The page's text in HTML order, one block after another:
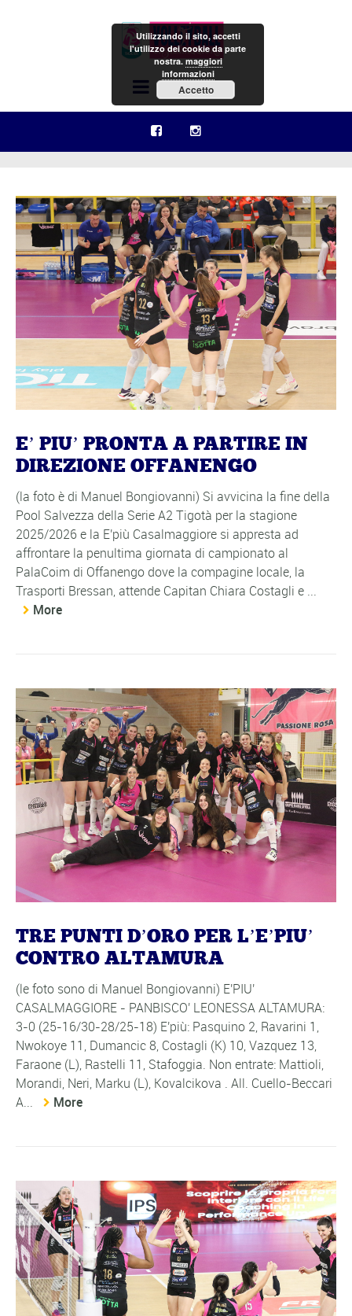
Menu
E’ PIU’ PRONTA A PARTIRE IN
DIREZIONE OFFANENGO
(la foto è di Manuel Bongiovanni) Si avvicina la fine della
Pool Salvezza della Serie A2 Tigotà per la stagione
2025/2026 e la E'più Casalmaggiore si appresta ad
affrontare la penultima giornata di campionato al
PalaCoim di Offanengo dove la compagine locale, la
Trasporti Bressan, attende Capitan Chiara Costagli e ...
More
TRE PUNTI D’ORO PER L’E’PIU’
CONTRO ALTAMURA
(le foto sono di Manuel Bongiovanni) E'PIU'
CASALMAGGIORE - PANBISCO' LEONESSA ALTAMURA:
3-0 (25-16/30-28/25-18) E'più: Pasquino 2, Ravarini 1,
Nwokoye 11, Dumancic 8, Costagli (K) 10, Vazquez 13,
Faraone (L), Rastelli 11, Stafoggia. Non entrate: Mattioli,
Morandi, Neri, Marku (L), Kovalcikova . All. Cuello-Beccari
A...
More
Utilizzando il sito, accetti
l'utilizzo dei cookie da parte
nostra.maggiori
informazioni
Accetto